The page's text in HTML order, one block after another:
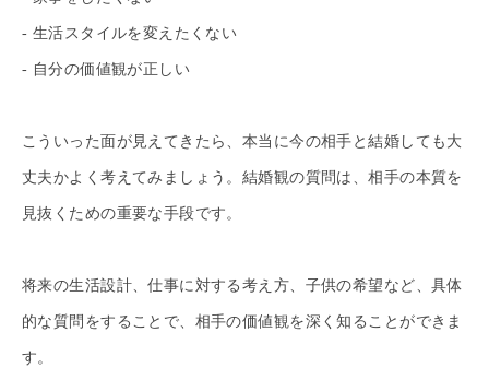
- 生活スタイルを変えたくない
- 自分の価値観が正しい
こういった面が見えてきたら、本当に今の相手と結婚しても大
丈夫かよく考えてみましょう。結婚観の質問は、相手の本質を
見抜くための重要な手段です。
将来の生活設計、仕事に対する考え方、子供の希望など、具体
的な質問をすることで、相手の価値観を深く知ることができま
す。